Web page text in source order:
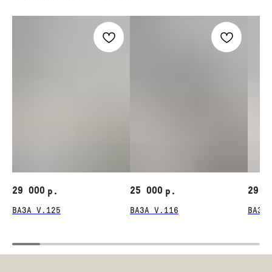
29 000 р.
ВАЗА V.125
25 000 р.
ВАЗА V.116
29
ВАЗА